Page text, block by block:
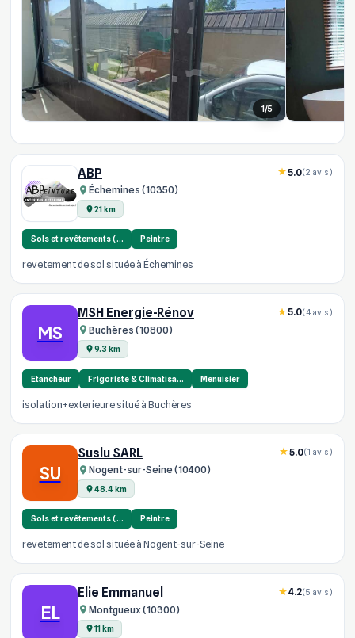
1/5
ABP
Échemines (10350)
21 km
5.0(2 avis)
Sols et revêtements (… Peintre
revetement de sol située à Échemines
MS
MSH Energie-Rénov
Buchères (10800)
9.3 km
5.0(4 avis)
Etancheur Frigoriste & Climatisa… Menuisier
isolation+exterieure situé à Buchères
SU
Suslu SARL
Nogent-sur-Seine (10400)
48.4 km
5.0(1 avis)
Sols et revêtements (… Peintre
revetement de sol située à Nogent-sur-Seine
EL
Elie Emmanuel
Montgueux (10300)
11 km
4.2(5 avis)